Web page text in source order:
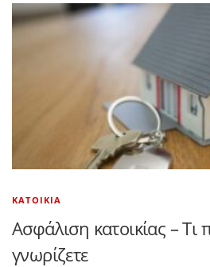
ΚΑΤΟΙΚΊΑ
Ασφάλιση κατοικίας – Τι
γνωρίζετε